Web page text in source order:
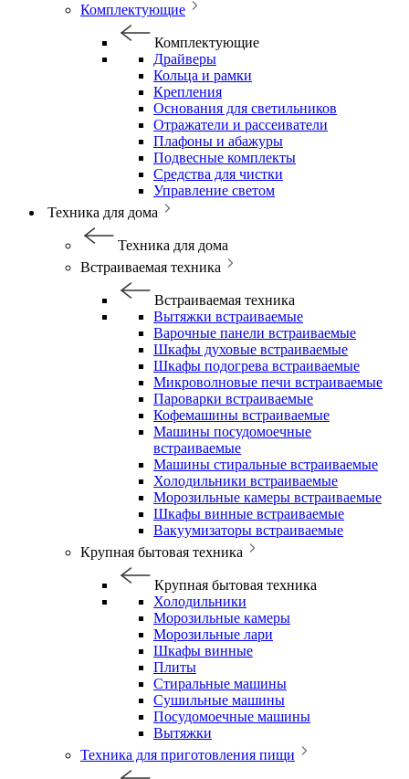
Комплектующие
Комплектующие
Драйверы
Кольца и рамки
Крепления
Основания для светильников
Отражатели и рассеиватели
Плафоны и абажуры
Подвесные комплекты
Средства для чистки
Управление светом
Техника для дома
Техника для дома
Встраиваемая техника
Встраиваемая техника
Вытяжки встраиваемые
Варочные панели встраиваемые
Шкафы духовые встраиваемые
Шкафы подогрева встраиваемые
Микроволновые печи встраиваемые
Пароварки встраиваемые
Кофемашины встраиваемые
Машины посудомоечные
встраиваемые
Машины стиральные встраиваемые
Холодильники встраиваемые
Морозильные камеры встраиваемые
Шкафы винные встраиваемые
Вакуумизаторы встраиваемые
Крупная бытовая техника
Крупная бытовая техника
Холодильники
Морозильные камеры
Морозильные лари
Шкафы винные
Плиты
Стиральные машины
Сушильные машины
Посудомоечные машины
Вытяжки
Техника для приготовления пищи